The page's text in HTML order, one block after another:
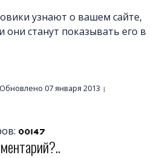
узнают о вашем сайте,
они станут показывать его в
Обновлено 07 января 2013